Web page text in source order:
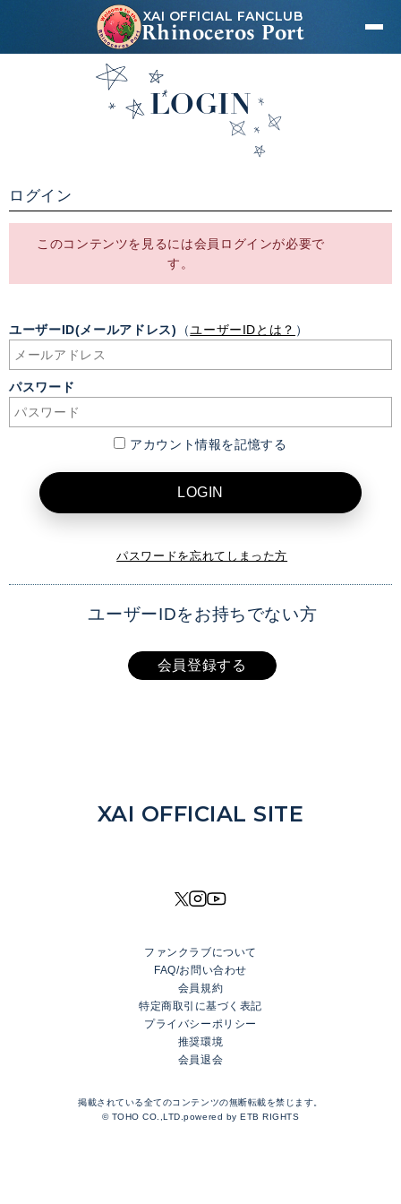
XAI OFFICIAL FANCLUB
Rhinoceros Port
LOGIN
ログイン
このコンテンツを見るには会員ログインが必要で
す。
ユーザーID(メールアドレス) （ユーザーIDとは？ ）
パスワード
アカウント情報を記憶する
LOGIN
パスワードを忘れてしまった方
ユーザーIDをお持ちでない方
会員登録する
NEWS
DISCOGRAPHY
XAI OFFICIAL FANCLUB
Rhinoceros Port
LOGIN
TOP
BLOG
XAI OFFICIAL SITE
ファンクラブについて
FAQ/お問い合わせ
会員規約
特定商取引に基づく表記
プライバシーポリシー
推奨環境
会員退会
掲載されている全てのコンテンツの無断転載を禁じます。
© TOHO CO.,LTD.powered byETB RIGHTS